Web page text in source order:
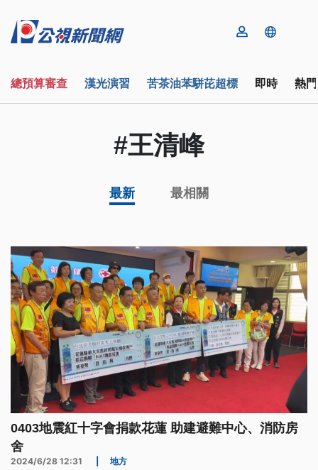
總預算審查 漢光演習 苦茶油苯駢芘超標 即時 熱
#王清峰
最新 最相關
0403地震紅十字會捐款花蓮 助建避難中心、消防房
舍
2024/6/28 12:31 地方